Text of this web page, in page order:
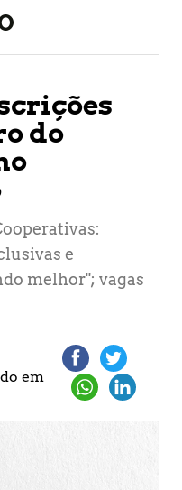
do
e
melhor"; vagas
em